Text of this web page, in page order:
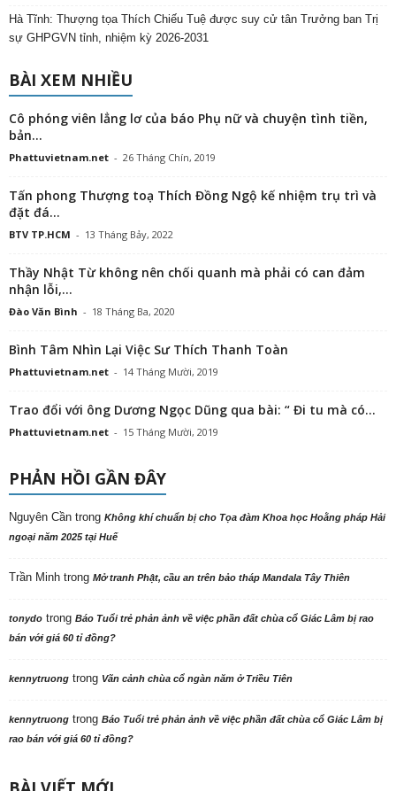
Hà Tĩnh: Thượng tọa Thích Chiếu Tuệ được suy cử tân Trưởng ban Trị
sự GHPGVN tỉnh, nhiệm kỳ 2026-2031
BÀI XEM NHIỀU
Cô phóng viên lẳng lơ của báo Phụ nữ và chuyện tình tiền,
bản...
Phattuvietnam.net - 26 Tháng Chín, 2019
Tấn phong Thượng toạ Thích Đồng Ngộ kế nhiệm trụ trì và
đặt đá...
BTV TP.HCM - 13 Tháng Bảy, 2022
Thầy Nhật Từ không nên chối quanh mà phải có can đảm
nhận lỗi,...
Đào Văn Bình - 18 Tháng Ba, 2020
Bình Tâm Nhìn Lại Việc Sư Thích Thanh Toàn
Phattuvietnam.net - 14 Tháng Mười, 2019
Trao đổi với ông Dương Ngọc Dũng qua bài: “ Đi tu mà có...
Phattuvietnam.net - 15 Tháng Mười, 2019
PHẢN HỒI GẦN ĐÂY
Nguyên Cần trong Không khí chuẩn bị cho Tọa đàm Khoa học Hoằng pháp Hải
ngoại năm 2025 tại Huế
Trần Minh trong Mở tranh Phật, cầu an trên bảo tháp Mandala Tây Thiên
tonydo trong Báo Tuổi trẻ phản ảnh về việc phần đất chùa cổ Giác Lâm bị rao
bán với giá 60 tỉ đồng?
kennytruong trong Vãn cảnh chùa cổ ngàn năm ở Triều Tiên
kennytruong trong Báo Tuổi trẻ phản ảnh về việc phần đất chùa cổ Giác Lâm bị
rao bán với giá 60 tỉ đồng?